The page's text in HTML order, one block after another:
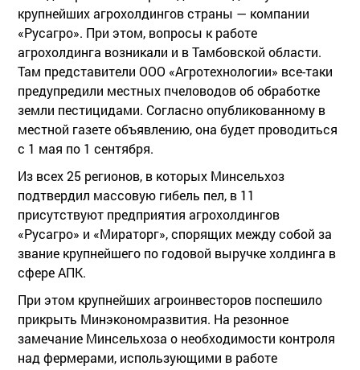
крупнейших агрохолдингов страны — компании
«Русагро». При этом, вопросы к работе
агрохолдинга возникали и в Тамбовской области.
Там представители ООО «Агротехнологии» все-таки
предупредили местных пчеловодов об обработке
земли пестицидами. Согласно опубликованному в
местной газете объявлению, она будет проводиться
с 1 мая по 1 сентября.
Из всех 25 регионов, в которых Минсельхоз
подтвердил массовую гибель пел, в 11
присутствуют предприятия агрохолдингов
«Русагро» и «Мираторг», спорящих между собой за
звание крупнейшего по годовой выручке холдинга в
сфере АПК.
При этом крупнейших агроинвесторов поспешило
прикрыть Минэкономразвития. На резонное
замечание Минсельхоза о необходимости контроля
над фермерами, использующими в работе